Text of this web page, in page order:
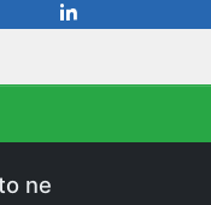
ne